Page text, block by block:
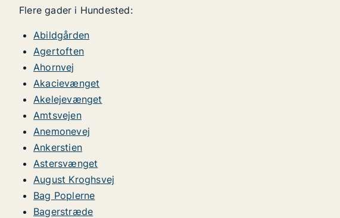
Flere gader i Hundested:
Abildgården
Agertoften
Ahornvej
Akacievænget
Akelejevænget
Amtsvejen
Anemonevej
Ankerstien
Astersvænget
August Kroghsvej
Bag Poplerne
Bagerstræde